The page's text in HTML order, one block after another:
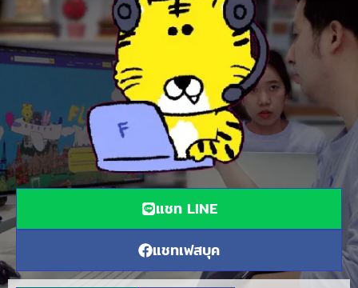
แชท LINE
แชทเฟสบุค